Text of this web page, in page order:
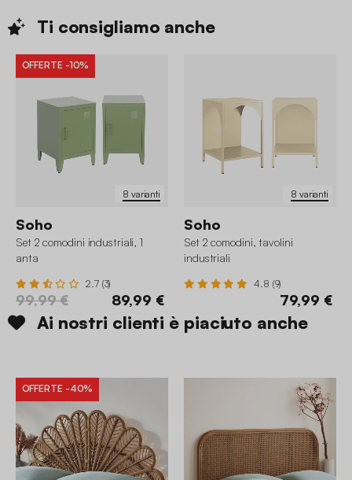
Ti consigliamo anche
8 varianti
OFFERTE -10%
Soho
Set 2 comodini industriali, 1
anta
2.7 (3)
99,99 € 89,99 €
8 varianti
Soho
Set 2 comodini, tavolini
industriali
4.8 (9)
79,99 €
Ai nostri clienti è piaciuto anche
OFFERTE -40%